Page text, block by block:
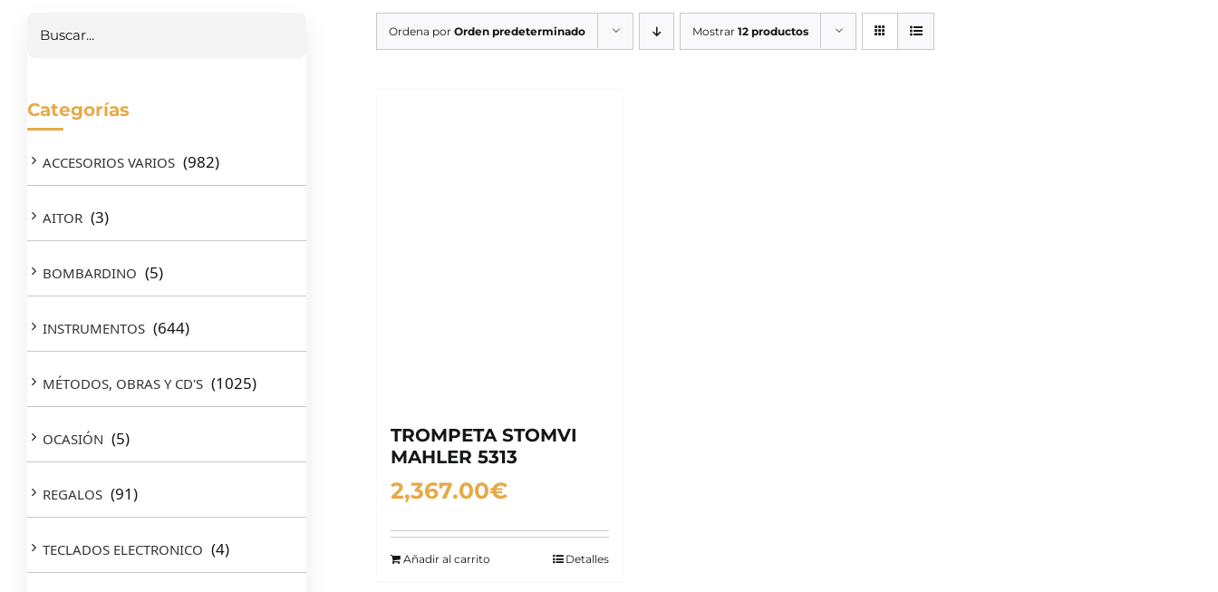
Ordena porOrden predeterminado Mostrar12 productos
TROMPETA STOMVI
MAHLER 5313
2,367.00€
Añadir al carrito Detalles
Categorías
ACCESORIOS VARIOS (982)
AITOR (3)
BOMBARDINO (5)
INSTRUMENTOS (644)
MÉTODOS, OBRAS Y CD'S (1025)
OCASIÓN (5)
REGALOS (91)
TECLADOS ELECTRONICO (4)